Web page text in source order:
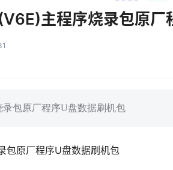
主程序烧录包原厂
包原厂程序U盘数据刷机包
包原厂程序U盘数据刷机包